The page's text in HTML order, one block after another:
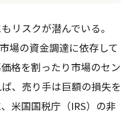
リスクが潜んでいる。
場の資金調達に依存して
格を割ったり市場のセン
、売り手は巨額の損失を
米国国税庁（IRS）の非